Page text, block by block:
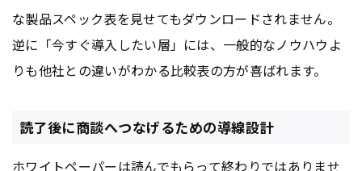
な製品スペック表を見せてもダウンロードされません。
逆に「今すぐ導入したい層」には、一般的なノウハウよ
りも他社との違いがわかる比較表の方が喜ばれます。
読了後に商談へつなげるための導線設計
ホワイトペーパーは読んでもらって終わりではありませ